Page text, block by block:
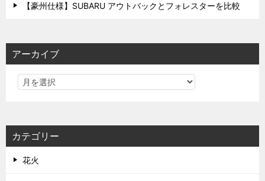
【豪州仕様】SUBARU アウトバックとフォレスターを比較
アーカイブ
カテゴリー
花火